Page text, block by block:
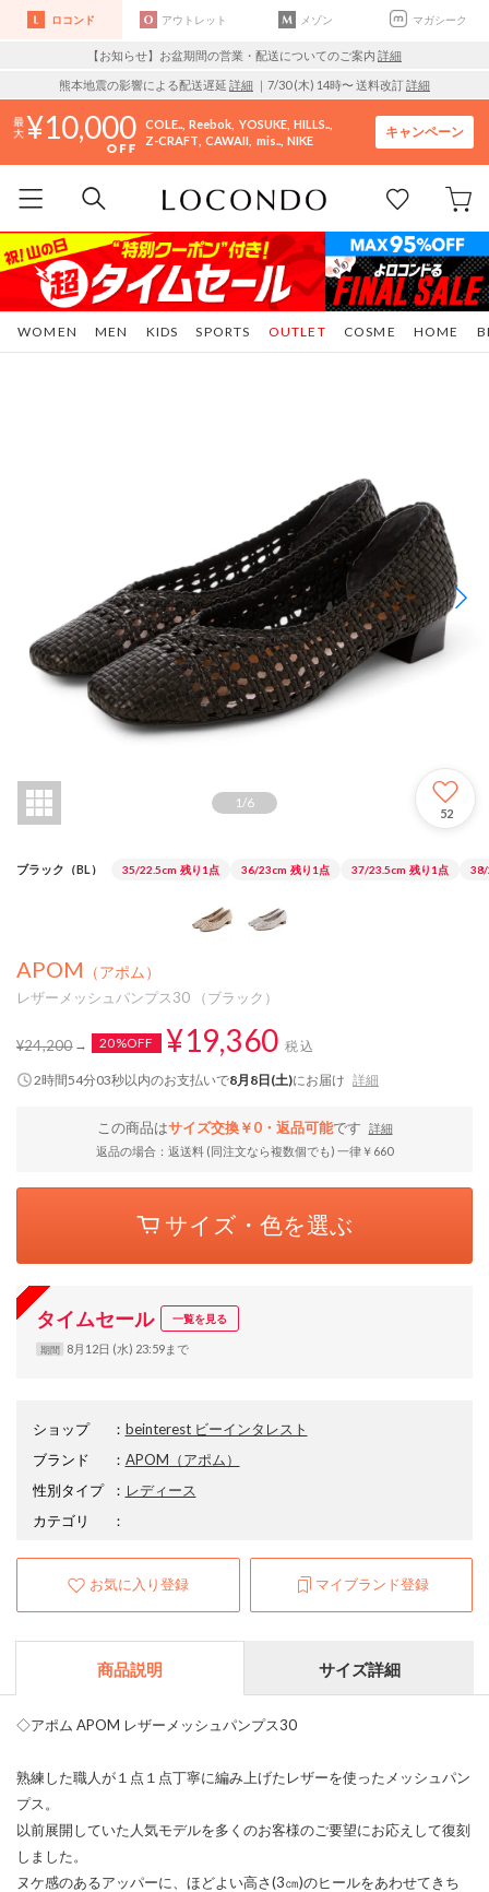
ロコンド アウトレット メゾン マガシーク
【お知らせ】お盆期間の営業・配送についてのご案内 詳細
熊本地震の影響による配送遅延 詳細 ｜7/30 (木) 14時〜 送料改訂詳細
10,000 COLE.. Reebok YOSUKE HILLS..
Z-CRAFT CAWAII mis.. NIKE
キャンペーン
WOMEN MEN KIDS SPORTS COSME HOME
OUTLET
1 /6
52
ブラック（BL） 35/22.5cm 残り1点 36/23cm 残り1点 37/23.5cm 残り1点
APOM （アポム）
レザーメッシュパンプス30 （ブラック）
¥24,200 20%OFF ¥19,360 税込
2時間54分02秒以内のお支払いで8月8日(土)にお届け 詳細
この商品はサイズ交換￥0・返品可能です
詳細
返品の場合：返送料 (同注文なら複数個でも) 一律￥660
サイズ・色を選ぶ
タイムセール 一覧を見る
期間 8月12日 (水) 23:59まで
ショップ ： beinterest ビーインタレスト
ブランド
： APOM （アポム）
性別タイプ
： レディース
カテゴリ
：
お気に入り登録 マイブランド登録
商品説明 サイズ詳細
◇アポム APOM レザーメッシュパンプス30
熟練した職人が１点１点丁寧に編み上げたレザーを使ったメッシュパン
プス。
以前展開していた人気モデルを多くのお客様のご要望にお応えして復刻
しました。
ヌケ感のあるアッパーに、ほどよい高さ(3㎝)のヒールをあわせてきち